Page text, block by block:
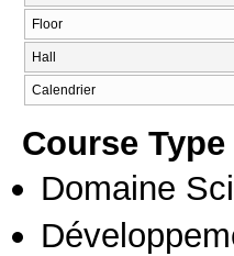
Floor
Hall
Calendrier
Course Type
Domaine